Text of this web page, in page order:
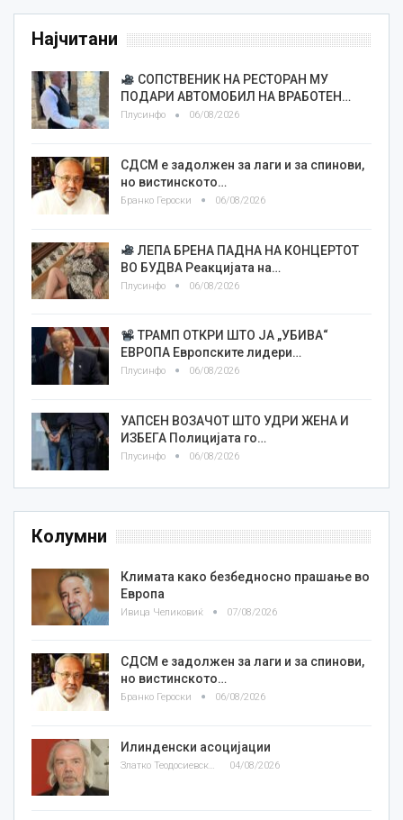
Најчитани
СОПСТВЕНИК НА РЕСТОРАН МУ
ПОДАРИ АВТОМОБИЛ НА ВРАБОТЕН…
Плусинфо 06/08/2026
СДСМ е задолжен за лаги и за спинови,
но вистинското…
Бранко Героски 06/08/2026
ЛЕПА БРЕНА ПАДНА НА КОНЦЕРТОТ
ВО БУДВА Реакцијата на…
Плусинфо 06/08/2026
ТРАМП ОТКРИ ШТО ЈА „УБИВА“
ЕВРОПА Европските лидери…
Плусинфо 06/08/2026
УАПСЕН ВОЗАЧОТ ШТО УДРИ ЖЕНА И
ИЗБЕГА Полицијата го…
Плусинфо 06/08/2026
Колумни
Климата како безбедносно прашање во
Европа
Ивица Челиковиќ 07/08/2026
СДСМ е задолжен за лаги и за спинови,
но вистинското…
Бранко Героски 06/08/2026
Илинденски асоцијации
Златко Теодосиевски 04/08/2026